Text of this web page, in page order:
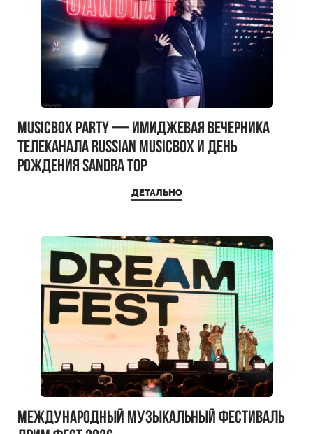
MUSICBOX PARTY — имиджевая вечерника
телеканала RUSSIAN MUSICBOX и день
рождения Sandra Top
ДЕТАЛЬНО
Международный музыкальный фестиваль